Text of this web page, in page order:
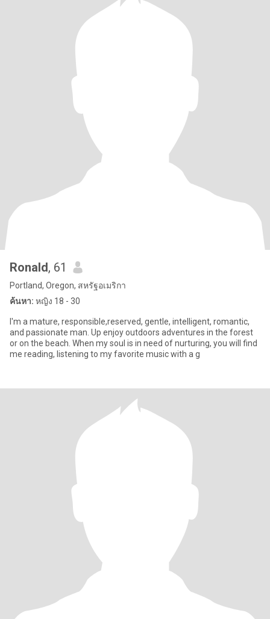
Ronald, 61
Portland, Oregon, สหรัฐอเมริกา
ค้นหา: หญิง 18 - 30
I'm a mature, responsible,reserved, gentle, intelligent, romantic,
and passionate man. Up enjoy outdoors adventures in the forest
or on the beach. When my soul is in need of nurturing, you will find
me reading, listening to my favorite music with a g